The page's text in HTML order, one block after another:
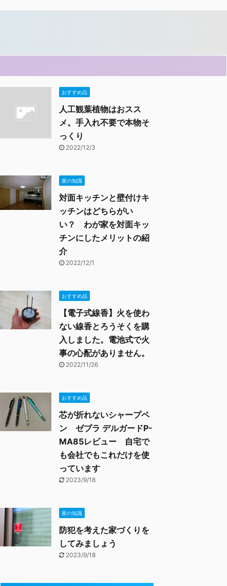
おすすめ品
人工観葉植物はおスス
メ。手入れ不要で本物そ
っくり
2022/12/3
家の知識
対面キッチンと壁付けキ
ッチンはどちらがい
い？ わが家を対面キッ
チンにしたメリットの紹
介
2022/12/1
おすすめ品
【電子式線香】火を使わ
ない線香とろうそくを購
入しました。電池式で火
事の心配がありません。
2022/11/26
おすすめ品
芯が折れないシャープペ
ン ゼブラ デルガードP-
MA85レビュー 自宅で
も会社でもこれだけを使
っています
2023/9/18
家の知識
防犯を考えた家づくりを
してみましょう
2023/9/18